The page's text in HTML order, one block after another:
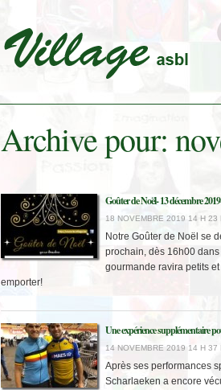
Archive pour:
Goûter de Noël- 13 décembre
18 NOVEMBRE 2019 14 H 23
Notre Goûter de Noël se
prochain, dès 16h00
gourmande ravira petits
emporter!
Une expérience supplémentaire
14 NOVEMBRE 2019 14 H 37
Après ses performances
Scharlaeken a encore